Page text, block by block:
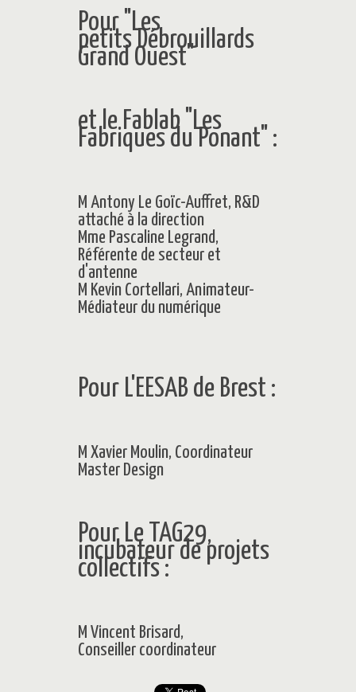
Pour "Les
petits Débrouillards
Grand Ouest"
et le Fablab "Les
Fabriques du Ponant" :
M Antony Le Goïc-Auffret, R&D
attaché à la direction
Mme Pascaline Legrand,
Référente de secteur et
d'antenne
M Kevin Cortellari, Animateur-
Médiateur du numérique
Pour L'EESAB de Brest :
M Xavier Moulin, Coordinateur
Master Design
Pour Le TAG29,
incubateur de projets
collectifs :
M Vincent Brisard,
Conseiller coordinateur